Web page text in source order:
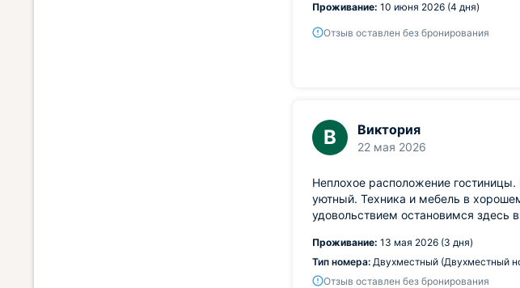
Проживание: 10 июня 2026 (4 дня)
Отзыв оставлен без бронирования
В Виктория
22 мая 2026
Неплохое расположение
уютный. Техника и мебель в
удовольствием остановимся здесь
Проживание: 13 мая 2026 (3 дня)
Тип номера: Двухместный (Двухместный
Отзыв оставлен без бронирования